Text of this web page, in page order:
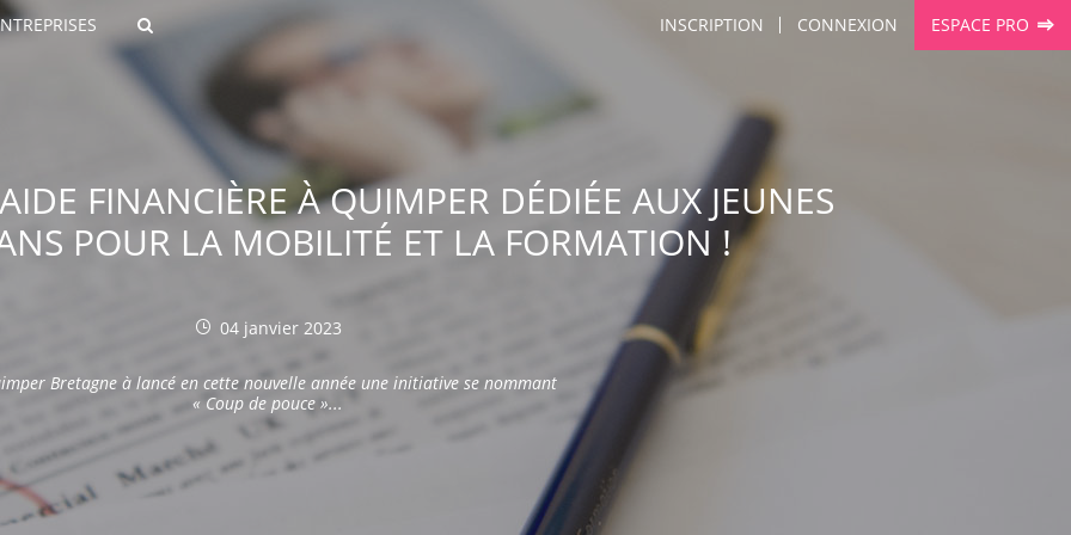
NUMÉRIQUES
Rechercher
INSCRIPTION CONNEXION ESPACE PRO
FINANCIÈRE À QUIMPER DÉDIÉE AUX JEUNES
POUR LA MOBILITÉ ET LA FORMATION !
04 janvier 2023
Bretagne à lancé en cette nouvelle année une initiative se nommant
« Coup de pouce »...